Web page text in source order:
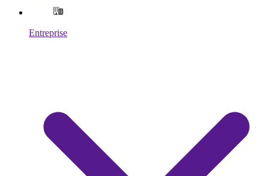
Entreprise